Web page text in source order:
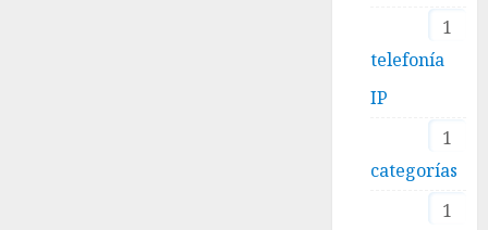
1
telefonía
IP
1
categorías
1